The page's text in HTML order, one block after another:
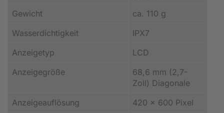
Gewicht
ca. 110 g
Wasserdichtigkeit
IPX7
Anzeigetyp
LCD
Anzeigegröße
68,6 mm (2,7-
Zoll) Diagonale
Anzeigeauflösung
420 x 600 Pixel